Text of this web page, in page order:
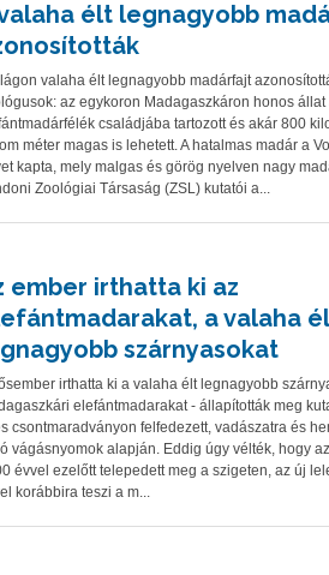
élt legnagyobb
valaha élt legnagyobb madárfajt
az egykoron Madagaszkáron honos állat
családjába tartozott és akár 800
méter magas is lehetett. A hatalmas madár a
kapta, mely malgas és görög nyelven nagy
Zoológiai Társaság (ZSL) kutatói a...
ember irthatta ki az
a valaha
szárnyasokat
irthatta ki a valaha élt legnagyobb
elefántmadarakat - állapították meg
csontmaradványon felfedezett, vadászatra és
vágásnyomok alapján. Eddig úgy vélték, hogy
évvel ezelőtt telepedett meg a szigeten, az új
korábbira teszi a m...